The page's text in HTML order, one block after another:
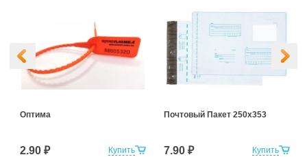
Купить
Оптима
2.90 ₽ Купить
Почтовый Пакет 250х353
7.90 ₽